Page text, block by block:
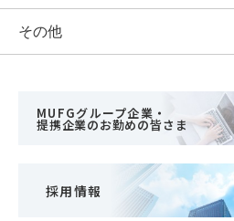
その他
MUFGグループ企業・
提携企業のお勤めの皆さま
採用情報